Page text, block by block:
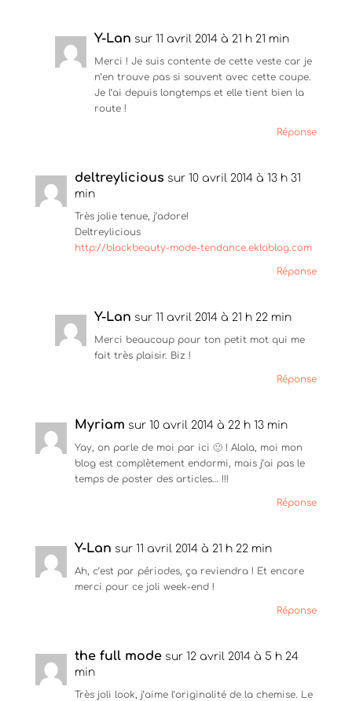
Y-Lan sur 11 avril 2014 à 21 h 21 min
Merci ! Je suis contente de cette veste car je
n’en trouve pas si souvent avec cette coupe.
Je l’ai depuis longtemps et elle tient bien la
route !
Réponse
deltreylicious sur 10 avril 2014 à 13 h 31
min
Très jolie tenue, j’adore!
Deltreylicious
http://blackbeauty-mode-tendance.eklablog.com
Réponse
Y-Lan sur 11 avril 2014 à 21 h 22 min
Merci beaucoup pour ton petit mot qui me
fait très plaisir. Biz !
Réponse
Myriam sur 10 avril 2014 à 22 h 13 min
Yay, on parle de moi par ici 🙂 ! Alala, moi mon
blog est complètement endormi, mais j’ai pas le
temps de poster des articles… !!!
Réponse
Y-Lan sur 11 avril 2014 à 21 h 22 min
Ah, c’est par périodes, ça reviendra ! Et encore
merci pour ce joli week-end !
Réponse
the full mode sur 12 avril 2014 à 5 h 24
min
Très joli look, j’aime l’originalité de la chemise. Le